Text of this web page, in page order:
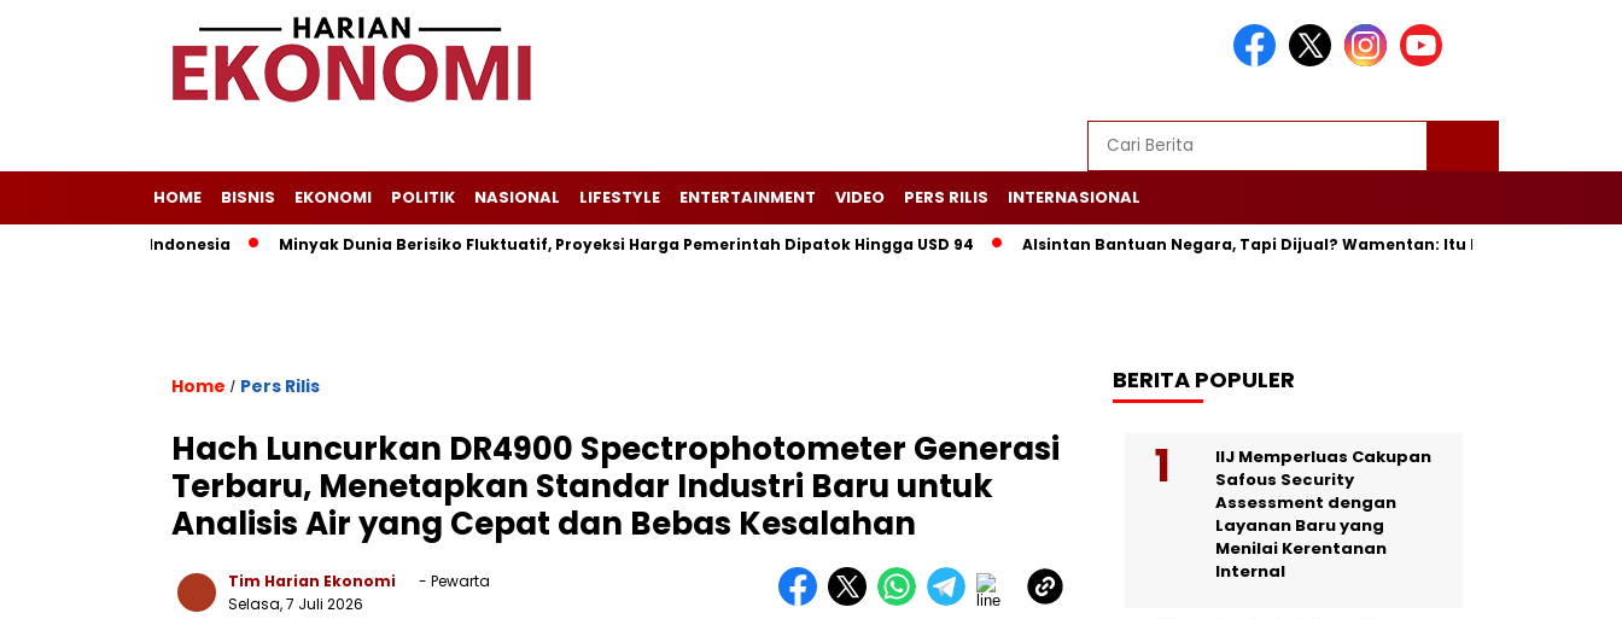
HOME BISNIS EKONOMI POLITIK NASIONAL LIFESTYLE ENTERTAINMENT VIDEO PERS RILIS INTERNASIONAL
Andalan Indonesia Minyak Dunia Berisiko Fluktuatif, Proyeksi Harga Pemerintah Dipatok Hingga USD 94 Alsintan Bantuan Negara, Tapi Dijual? Wamentan: Itu Bisa Dipenjara
Home / Pers Rilis
Hach Luncurkan DR4900 Spectrophotometer Generasi
Terbaru, Menetapkan Standar Industri Baru untuk
Analisis Air yang Cepat dan Bebas Kesalahan
Tim Harian Ekonomi
- Pewarta
Selasa, 7 Juli 2026
BERITA POPULER
IIJ Memperluas Cakupan
Safous Security
Assessment dengan
Layanan Baru yang
Menilai Kerentanan
Internal